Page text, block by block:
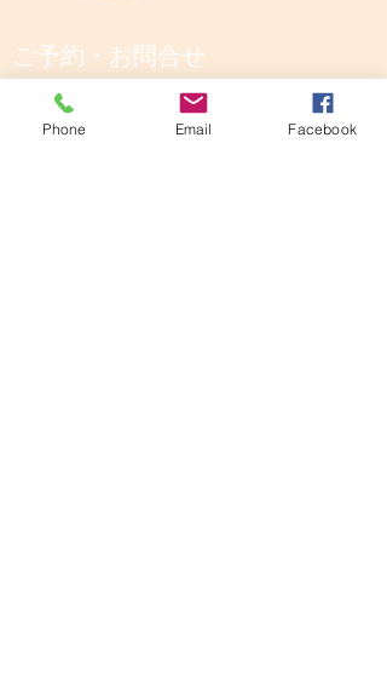
090-5560-7640
ご予約・お問合せ
Phone Email Facebook